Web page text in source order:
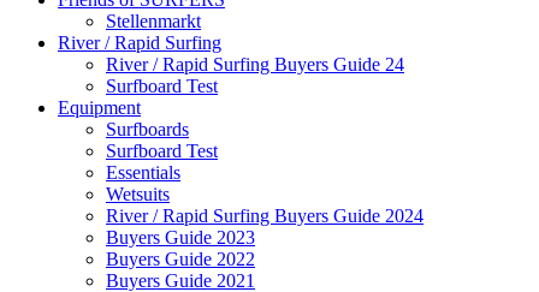
Stellenmarkt
River / Rapid Surfing
River / Rapid Surfing Buyers Guide 24
Surfboard Test
Equipment
Surfboards
Surfboard Test
Essentials
Wetsuits
River / Rapid Surfing Buyers Guide 2024
Buyers Guide 2023
Buyers Guide 2022
Buyers Guide 2021